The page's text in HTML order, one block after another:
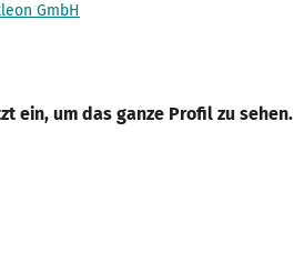
GmbH
ein, um das ganze Profil zu sehen.